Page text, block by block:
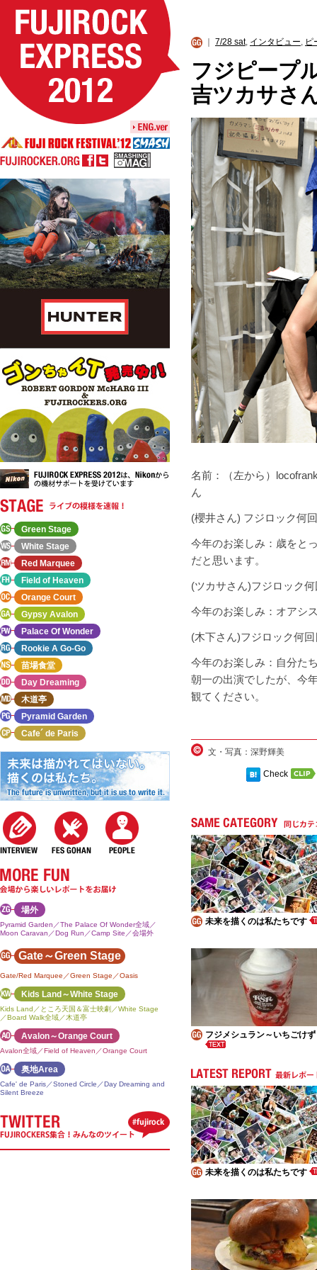
7/28 sat, インタビュー, ピ
フジピープ
吉ツカサさ
名前：（左から）
ん
(櫻井さん) フジロック何
今年のお楽しみ：歳をと
だと思います。
(ツカサさん)フジロック
今年のお楽しみ：オアシ
(木下さん)フジロック何
今年のお楽しみ：自分た
朝一の出演でしたが、今
観てください。
文・写真：深野輝美
Check
未来を描くのは私たちです
フジメシュラン～いちごけ
未来を描くのは私たちです
Green Stage
White Stage
Red Marquee
Field of Heaven
Orange Court
Gypsy Avalon
Palace Of Wonder
Rookie A Go-Go
苗場食堂
Day Dreaming
木道亭
Pyramid Garden
Cafe´ de Paris
場外
Pyramid Garden／The Palace Of Wonder全域／
Moon Caravan／Dog Run／Camp Site／会場外
Gate～Green Stage
Gate/Red Marquee／Green Stage／Oasis
Kids Land～White Stage
Kids Land／ところ天国＆富士映劇／White Stage
／Board Walk全域／木道亭
Avalon～Orange Court
Avalon全域／Field of Heaven／Orange Court
奥地Area
Cafe' de Paris／Stoned Circle／Day Dreaming and
Silent Breeze